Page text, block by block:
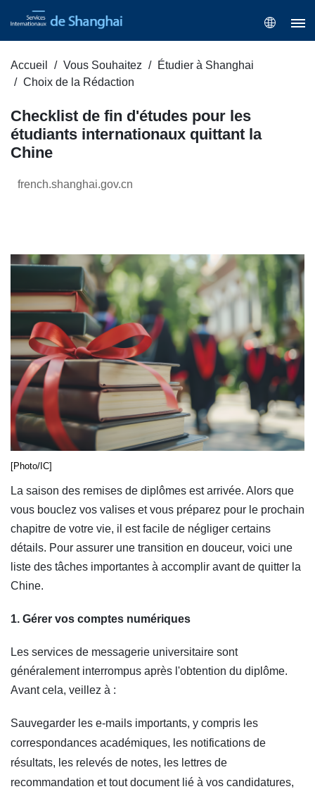
Accueil Vous Souhaitez
Étudier à Shanghai
Choix de la Rédaction
Checklist de fin d'études pour les
étudiants internationaux quittant la
Chine
french.shanghai.gov.cn
[Photo/IC]
La saison des remises de diplômes est arrivée. Alors que
vous bouclez vos valises et vous préparez pour le prochain
chapitre de votre vie, il est facile de négliger certains
détails. Pour assurer une transition en douceur, voici une
liste des tâches importantes à accomplir avant de quitter la
Chine.
1. Gérer vos comptes numériques
Les services de messagerie universitaire sont
généralement interrompus après l'obtention du diplôme.
Avant cela, veillez à :
Sauvegarder les e-mails importants, y compris les
correspondances académiques, les notifications de
résultats, les relevés de notes, les lettres de
recommandation et tout document lié à vos candidatures,